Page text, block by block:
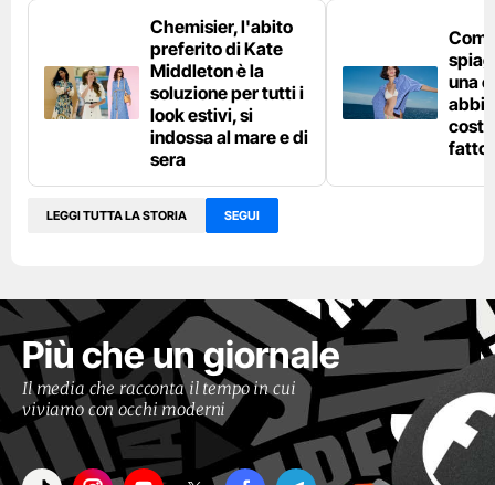
Chemisier, l'abito
preferito di Kate
Middleton è la
soluzione per tutti i
look estivi, si
indossa al mare e di
sera
una
fatto
LEGGI TUTTA LA STORIA SEGUI
Più che un giornale
Il media che racconta il tempo in cui
viviamo con occhi moderni